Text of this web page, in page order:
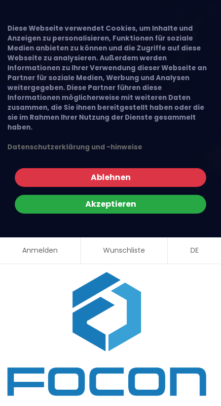
Diese Webseite verwendet Cookies, um Inhalte und
Anzeigen zu personalisieren, Funktionen für soziale
Medien anbieten zu können und die Zugriffe auf diese
Webseite zu analysieren. Außerdem werden
Informationen zu Ihrer Verwendung dieser Webseite an
Partner für soziale Medien, Werbung und Analysen
weitergegeben. Diese Partner führen diese
Informationen möglicherweise mit weiteren Daten
zusammen, die Sie ihnen bereitgestellt haben oder die
sie im Rahmen Ihrer Nutzung der Dienste gesammelt
haben.
Datenschutzerklärung und -hinweise
Ablehnen
Akzeptieren
Anmelden Wunschliste DE